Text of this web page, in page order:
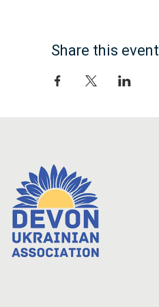
Share this event